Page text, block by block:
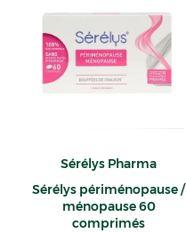
Sérélys Pharma
Sérélys périménopause /
ménopause 60
comprimés